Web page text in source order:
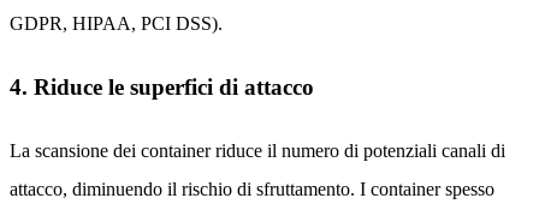
GDPR, HIPAA, PCI DSS).
4. Riduce le superfici di attacco
La scansione dei container riduce il numero di potenziali canali di
attacco, diminuendo il rischio di sfruttamento. I container spesso